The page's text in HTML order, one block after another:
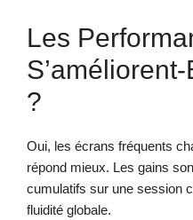
Les
?
Oui, les écrans fréquents
répond mieux. Les gains
cumulatifs sur une session
fluidité globale.